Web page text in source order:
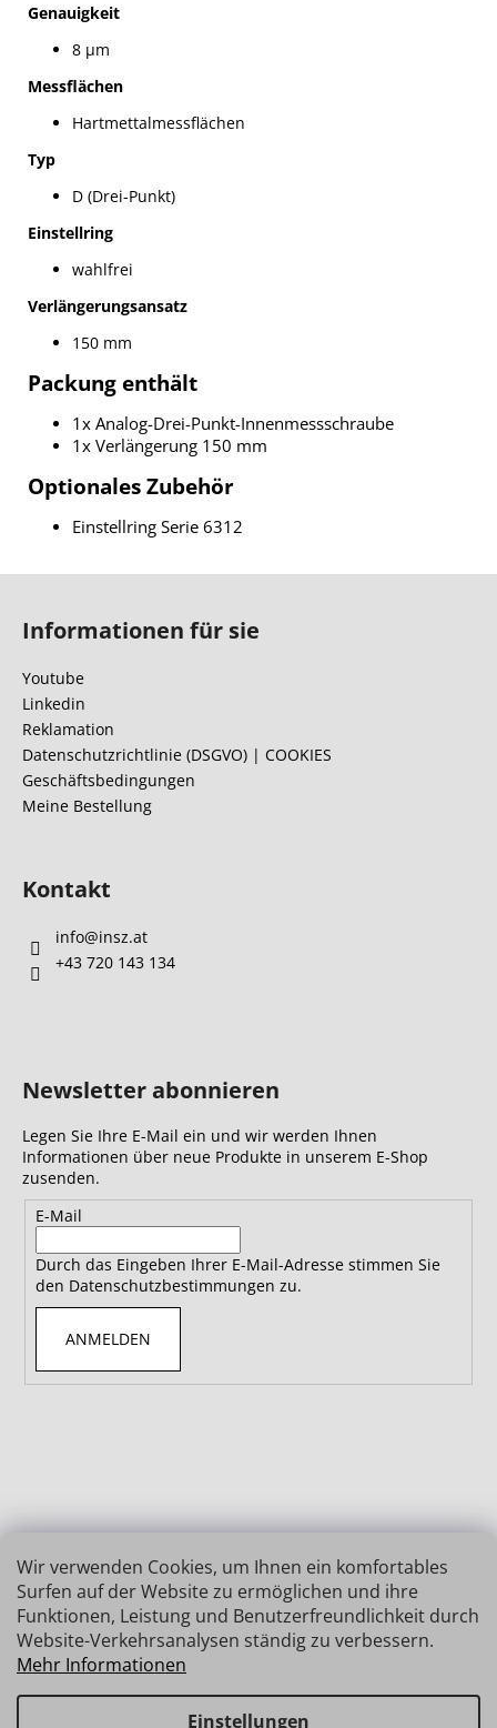
Wir verwenden Cookies, um Ihnen ein komfortables
Surfen auf der Website zu ermöglichen und ihre
Funktionen, Leistung und Benutzerfreundlichkeit durch
Website-Verkehrsanalysen ständig zu verbessern.
Mehr Informationen
Einstellungen
Genauigkeit
8 µm
Messflächen
Hartmettalmessflächen
Typ
D (Drei-Punkt)
Einstellring
wahlfrei
Verlängerungsansatz
150 mm
Packung enthält
1x Analog-Drei-Punkt-Innenmessschraube
1x Verlängerung 150 mm
Optionales Zubehör
Einstellring Serie 6312
Informationen für sie
Youtube
Linkedin
Reklamation
Datenschutzrichtlinie (DSGVO) | COOKIES
Geschäftsbedingungen
Meine Bestellung
Kontakt
info@insz.at
+43 720 143 134
Newsletter abonnieren
Legen Sie Ihre E-Mail ein und wir werden Ihnen
Informationen über neue Produkte in unserem E-Shop
zusenden.
E-Mail
Durch das Eingeben Ihrer E-Mail-Adresse stimmen Sie
den Datenschutzbestimmungen zu.
ANMELDEN